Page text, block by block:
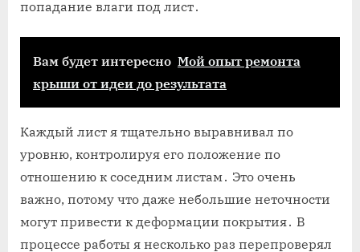
попадание влаги под лист․
Вам будет интересно Мой опыт ремонта
крыши от идеи до результата
Каждый лист я тщательно выравнивал по
уровню, контролируя его положение по
отношению к соседним листам․ Это очень
важно, потому что даже небольшие неточности
могут привести к деформации покрытия․ В
процессе работы я несколько раз перепроверял